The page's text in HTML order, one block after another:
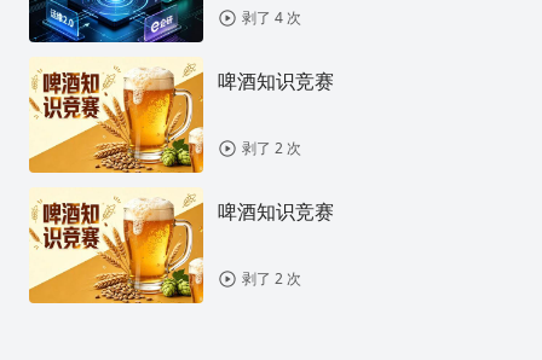
剥了 4 次
啤酒知识竞赛
剥了 2 次
啤酒知识竞赛
剥了 2 次